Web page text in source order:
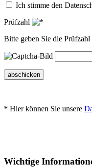
Ich stimme den
Prüfzahl
Bitte geben Sie die Prüfzahl
abschicken
* Hier können Sie unsere
Wichtige